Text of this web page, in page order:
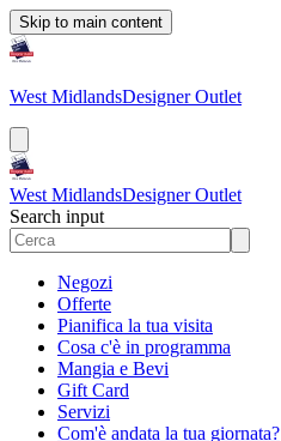
Skip to main content
West MidlandsDesigner Outlet
West MidlandsDesigner Outlet
Search input
Negozi
Offerte
Pianifica la tua visita
Cosa c'è in programma
Mangia e Bevi
Gift Card
Servizi
Com'è andata la tua giornata?